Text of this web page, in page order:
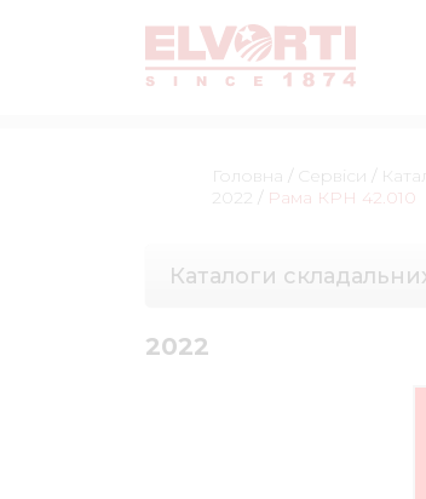
Головна / Сервіси /
2022 / Рама КРН 42.010
Каталоги
2022